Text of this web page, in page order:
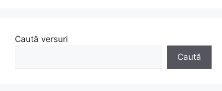
Caută versuri
Caută